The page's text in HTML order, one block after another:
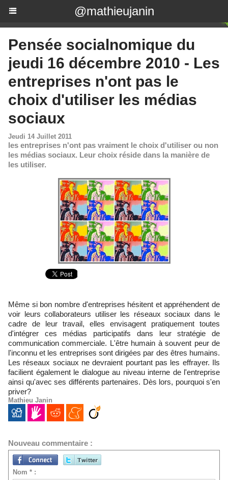
@mathieujanin
Pensée socialnomique du
jeudi 16 décembre 2010 - Les
entreprises n'ont pas le
choix d'utiliser les médias
sociaux
Jeudi 14 Juillet 2011
les entreprises n'ont pas vraiment le choix d'utiliser ou non
les médias sociaux. Leur choix réside dans la manière de
les utiliser.
Même si bon nombre d'entreprises hésitent et appréhendent de
voir leurs collaborateurs utiliser les réseaux sociaux dans le
cadre de leur travail, elles envisagent pratiquement toutes
d'intégrer ces médias participatifs dans leur stratégie de
communication commerciale. L'être humain à souvent peur de
l'inconnu et les entreprises sont dirigées par des êtres humains.
Les réseaux sociaux ne devraient pourtant pas les effrayer. Ils
facilient également le dialogue au niveau interne de l'entreprise
ainsi qu'avec ses différents partenaires. Dès lors, pourquoi s'en
priver?
Mathieu Janin
Nouveau commentaire :
Nom * :